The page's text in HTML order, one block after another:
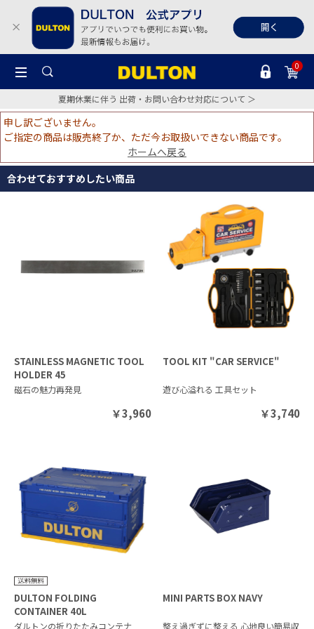
0
夏期休業に伴う 出荷・お問い合わせ対応について ＞
申し訳ございません。
ご指定の商品は販売終了か、ただ今お取扱いできない商品です。
ホームへ戻る
合わせておすすめしたい商品
STAINLESS MAGNETIC TOOL
HOLDER 45
磁石の魅力再発見
￥3,960
TOOL KIT "CAR SERVICE"
遊び心溢れる 工具セット
￥3,740
DULTON FOLDING
CONTAINER 40L
ダルトンの折りたたみコンテナ
MINI PARTS BOX NAVY
整え過ぎずに整える 心地良い簡易収